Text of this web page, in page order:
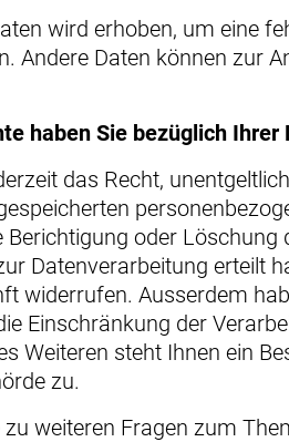
wird erhoben, um eine
Andere Daten können zur
haben Sie bezüglich Ihrer
das Recht,
Berichtigung oder Löschung
Datenverarbeitung erteilt
widerrufen. Ausserdem
Einschränkung der
Weiteren steht Ihnen ein
zu.
weiteren Fragen zum